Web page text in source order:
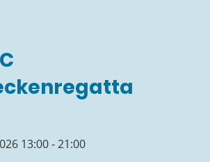
13:00 - 21:00